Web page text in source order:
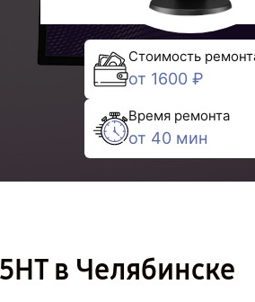
Стоимость
от 1600 ₽
Время ремонта
от 40 мин
в Челябинске